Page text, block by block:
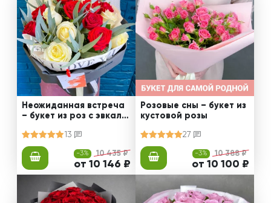
Неожиданная встреча
– букет из роз с эвкали
13
-3% 10 435 ₽
от 10 146 ₽
Розовые сны – букет из
кустовой розы
27
-3% 10 388 ₽
от 10 100 ₽